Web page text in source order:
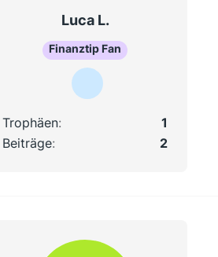
Luca L.
Finanztip Fan
Trophäen
1
Beiträge
2